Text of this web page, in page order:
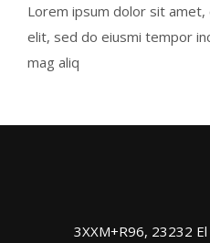
Lorem ipsum dolor sit
elit, sed do eiusmi tempor
mag aliq
3XXM+R96, 23232 El